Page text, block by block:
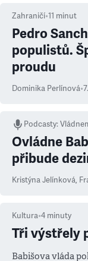
Zahraničí•11 minut
Pedro
populistů.
proudu
Dominika Perlínová•
Podcasty:
Ovládne
přibude
Kristýna Jelínková,
Kultura•4 minuty
Tři výstřely
Babišova vláda